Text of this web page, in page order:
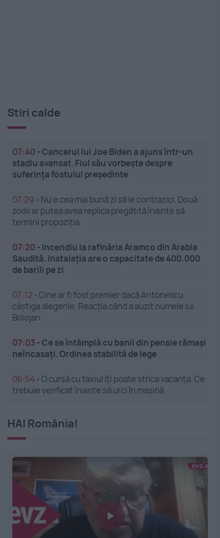
Stiri calde
07:40 -Cancerul lui Joe Biden a ajuns într-un
stadiu avansat. Fiul său vorbește despre
suferința fostului președinte
07:29 - Nu e cea mai bună zi să le contrazici. Două
zodii ar putea avea replica pregătită înainte să
termini propoziția
07:20 - Incendiu la rafinăria Aramco din Arabia
Saudită. Instalația are o capacitate de 400.000
de barili pe zi
07:12 -Cine ar fi fost premier dacă Antonescu
câștiga alegerile. Reacția când a auzit numele lui
Bolojan
07:03 -Ce se întâmplă cu banii din pensie rămași
neîncasați. Ordinea stabilită de lege
06:54 -O cursă cu taxiul îți poate strica vacanța. Ce
trebuie verificat înainte să urci în mașină
HAI România!